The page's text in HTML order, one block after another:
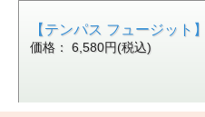
【テンパス フュージット
価格： 6,580円(税込)